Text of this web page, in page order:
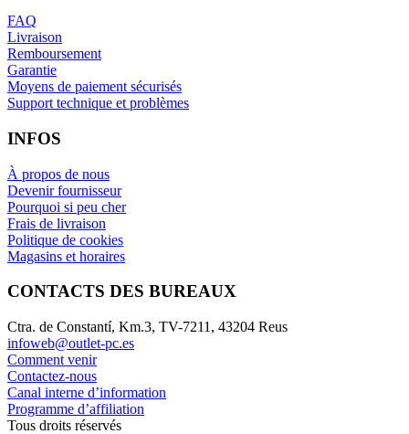
FAQ
Livraison
Remboursement
Garantie
Moyens de paiement sécurisés
Support technique et problèmes
INFOS
À propos de nous
Devenir fournisseur
Pourquoi si peu cher
Frais de livraison
Politique de cookies
Magasins et horaires
CONTACTS DES BUREAUX
Ctra. de Constantí, Km.3, TV-7211, 43204 Reus
infoweb@outlet-pc.es
Comment venir
Contactez-nous
Canal interne d’information
Programme d’affiliation
Tous droits réservés